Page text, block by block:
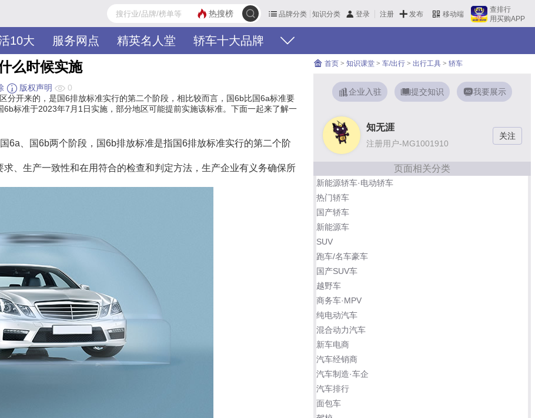
品牌分类 知识分类 登录 注册 发布 移动端
查排行
用买购APP
热搜榜
10大 服务网点 精英名人堂 轿车十大品牌
么时候实施
版权声明
0
开来的，是国6排放标准实行的第二个阶段，相比较而言，国6b比国6a标准要
标准于2023年7月1日实施，部分地区可能提前实施该标准。下面一起来了解一
6a、国6b两个阶段，国6b排放标准是指国6排放标准实行的第二个阶
、生产一致性和在用符合的检查和判定方法，生产企业有义务确保所
首页 > 知识课堂 > 车/出行 > 出行工具 > 轿车
企业入驻 提交知识 我要展示
知无涯
注册用户-MG1001910
页面相关分类
新能源轿车·电动轿车
热门轿车
国产轿车
新能源车
SUV
跑车/名车豪车
国产SUV车
越野车
商务车·MPV
纯电动汽车
混合动力汽车
新车电商
汽车经销商
汽车制造·车企
汽车排行
面包车